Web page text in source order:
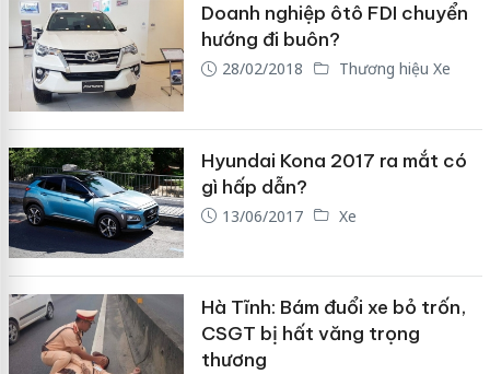
Doanh nghiệp ôtô FDI chuyển
hướng đi buôn?
28/02/2018 Thương hiệu Xe
Hyundai Kona 2017 ra mắt có
gì hấp dẫn?
13/06/2017 Xe
Hà Tĩnh: Bám đuổi xe bỏ trốn,
CSGT bị hất văng trọng
thương